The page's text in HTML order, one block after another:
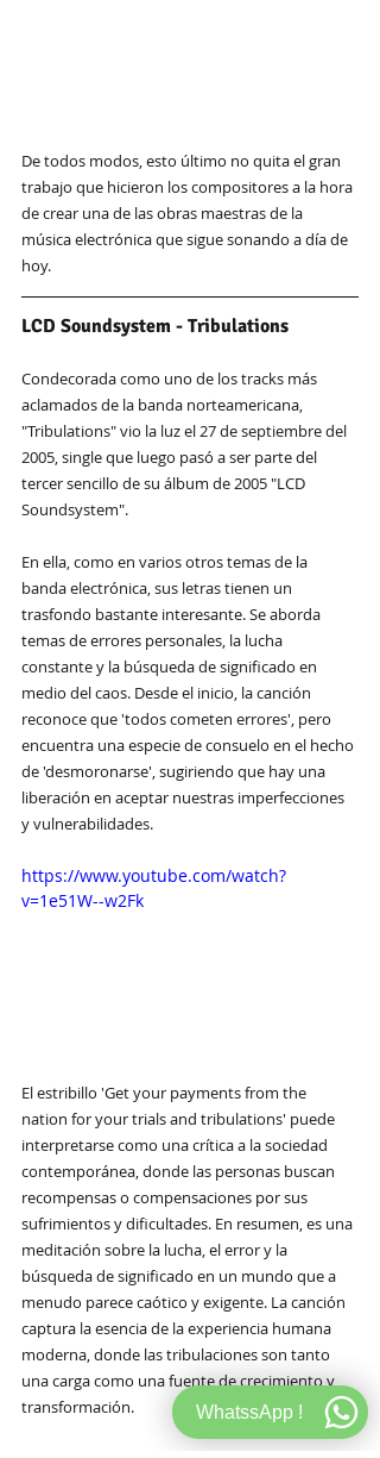
De todos modos, esto último no quita el gran
trabajo que hicieron los compositores a la hora
de crear una de las obras maestras de la
música electrónica que sigue sonando a día de
hoy.
LCD Soundsystem - Tribulations
Condecorada como uno de los tracks más
aclamados de la banda norteamericana,
"Tribulations" vio la luz el 27 de septiembre del
2005, single que luego pasó a ser parte del
tercer sencillo de su álbum de 2005 "LCD
Soundsystem".
En ella, como en varios otros temas de la
banda electrónica, sus letras tienen un
trasfondo bastante interesante. Se aborda
temas de errores personales, la lucha
constante y la búsqueda de significado en
medio del caos. Desde el inicio, la canción
reconoce que 'todos cometen errores', pero
encuentra una especie de consuelo en el hecho
de 'desmoronarse', sugiriendo que hay una
liberación en aceptar nuestras imperfecciones
y vulnerabilidades.
https://www.youtube.com/watch?
v=1e51W--w2Fk
El estribillo 'Get your payments from the
nation for your trials and tribulations' puede
interpretarse como una crítica a la sociedad
contemporánea, donde las personas buscan
recompensas o compensaciones por sus
sufrimientos y dificultades. En resumen, es una
meditación sobre la lucha, el error y la
búsqueda de significado en un mundo que a
menudo parece caótico y exigente. La canción
captura la esencia de la experiencia humana
moderna, donde las tribulaciones son tanto
una carga como una fuente de crecimiento y
transformación.
WhatssApp !